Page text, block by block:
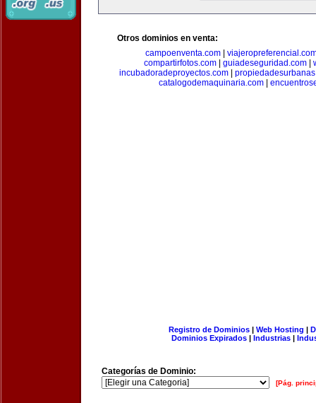
Otros dominios en venta:
campoenventa.com
compartirfotos.com| guiadeseguridad.com|
incubadoradeproyectos.com
catalogodemaquinaria.com|
Registro de Dominios| Web Hosting |
Dominios Expirados | Industrias |
Categorías de Dominio:
[Pág.